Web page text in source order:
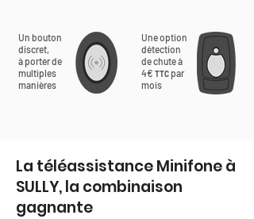
Un bouton
discret,
à porter de
multiples
manières
Une option
détection
de chute à
4€ TTC par
mois
La téléassistance Minifone à
SULLY, la combinaison
gagnante